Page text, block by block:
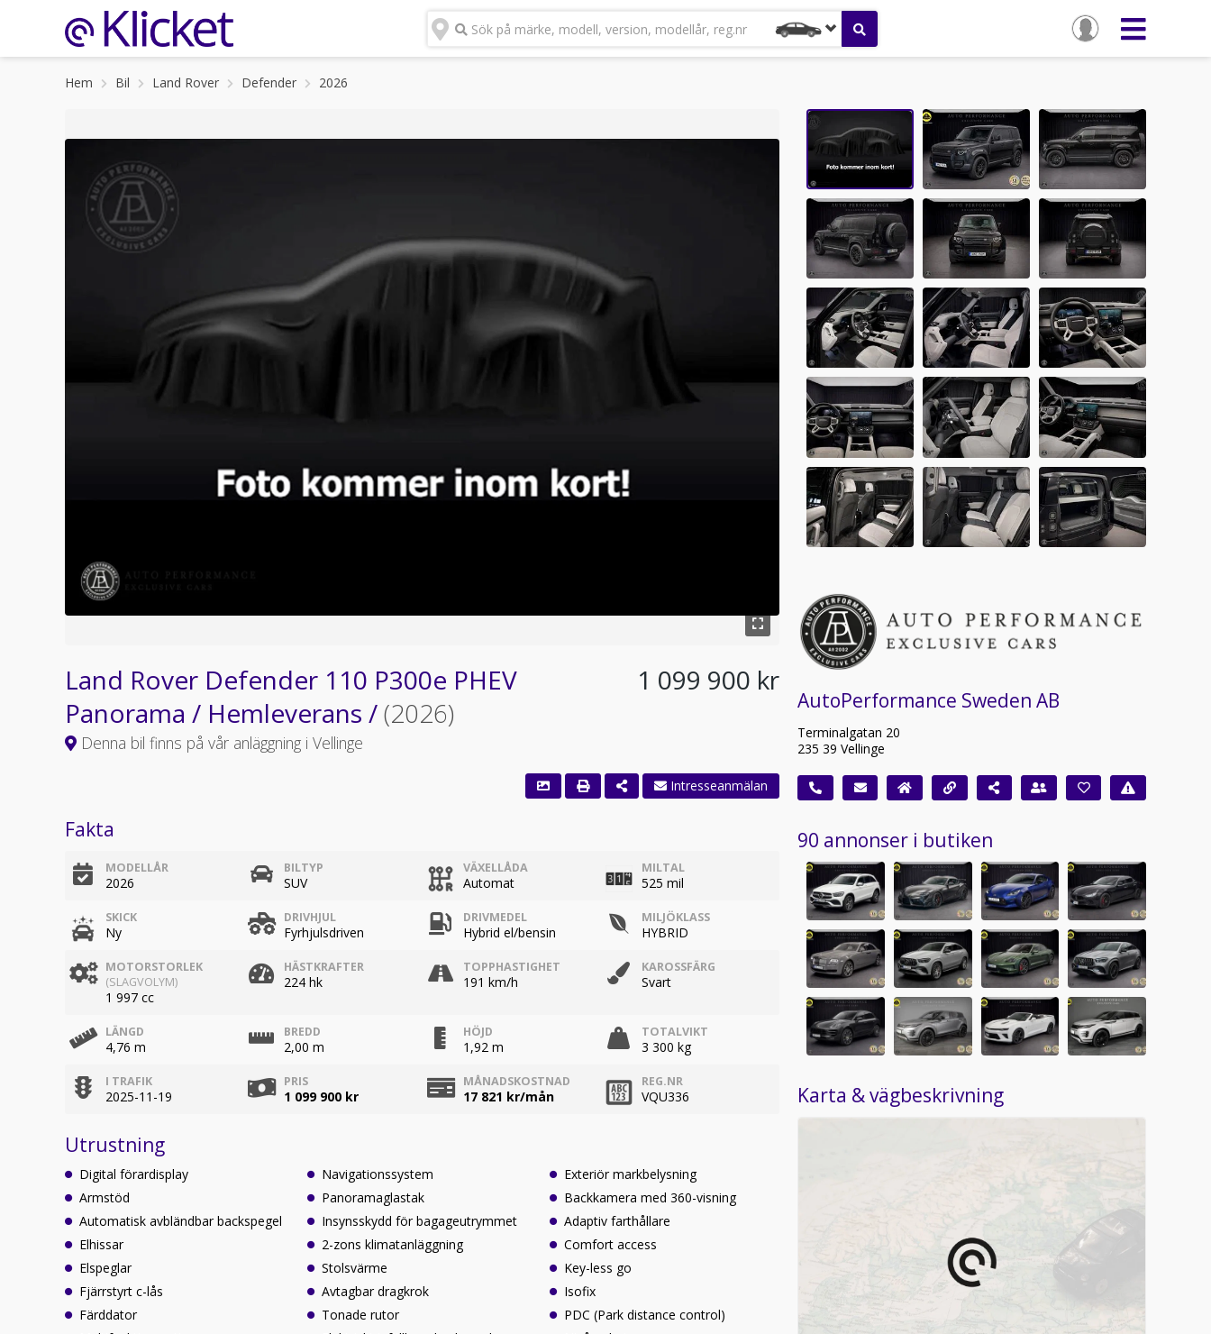
Sök på märke, modell, version, modellår, reg.nr
Hem Bil Land Rover Defender 2026
Land Rover Defender 110 P300e PHEV
Panorama / Hemleverans /(2026)
Denna bil finns på vår anläggning i Vellinge
1 099 900 kr
Fakta
MODELLÅR
2026
BILTYP
SUV
VÄXELLÅDA
Automat
MILTAL
525 mil
SKICK
Ny
DRIVHJUL
Fyrhjulsdriven
DRIVMEDEL
Hybrid el/bensin
MILJÖKLASS
HYBRID
MOTORSTORLEK
(SLAGVOLYM)
1 997 cc
HÄSTKRAFTER
224 hk
TOPPHASTIGHET
191 km/h
KAROSSFÄRG
Svart
LÄNGD
4,76 m
BREDD
2,00 m
HÖJD
1,92 m
TOTALVIKT
3 300 kg
I TRAFIK
2025-11-19
PRIS
1 099 900 kr
MÅNADSKOSTNAD
17 821 kr/mån
REG.NR
VQU336
Utrustning
Digital förardisplay
Armstöd
Automatisk avbländbar backspegel
Elhissar
Elspeglar
Fjärrstyrt c-lås
Färddator
Navigationssystem
Panoramaglastak
Insynsskydd för bagageutrymmet
2-zons klimatanläggning
Stolsvärme
Avtagbar dragkrok
Tonade rutor
Exteriör markbelysning
Backkamera med 360-visning
Adaptiv farthållare
Comfort access
Key-less go
Isofix
PDC (Park distance control)
AutoPerformance Sweden AB
Terminalgatan 20
235 39 Vellinge
90 annonser i butiken
Karta & vägbeskrivning